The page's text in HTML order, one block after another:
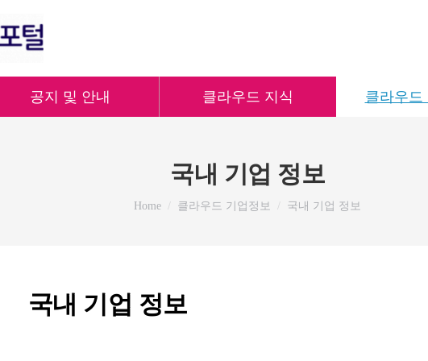
공지 및 안내 클라우드 지식 클라우드
국내 기업 정보
You are here:
Home 클라우드 기업정보 국내 기업 정보
국내 기업 정보